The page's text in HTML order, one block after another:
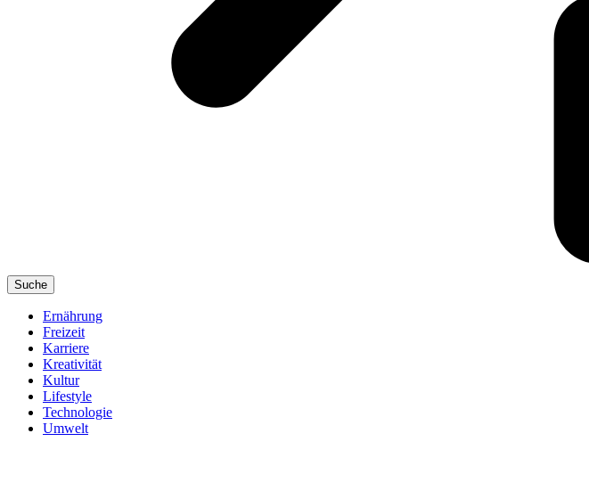
Suche
Ernährung
Freizeit
Karriere
Kreativität
Kultur
Lifestyle
Technologie
Umwelt